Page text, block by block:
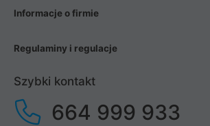
Informacje o firmie
Regulaminy i regulacje
Szybki kontakt
664 999 933